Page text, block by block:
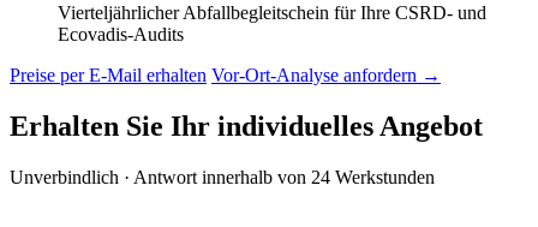
Vierteljährlicher Abfallbegleitschein für Ihre CSRD- und
Ecovadis-Audits
Preise per E-Mail erhalten Vor-Ort-Analyse anfordern →
Erhalten Sie Ihr individuelles Angebot
Unverbindlich · Antwort innerhalb von 24 Werkstunden